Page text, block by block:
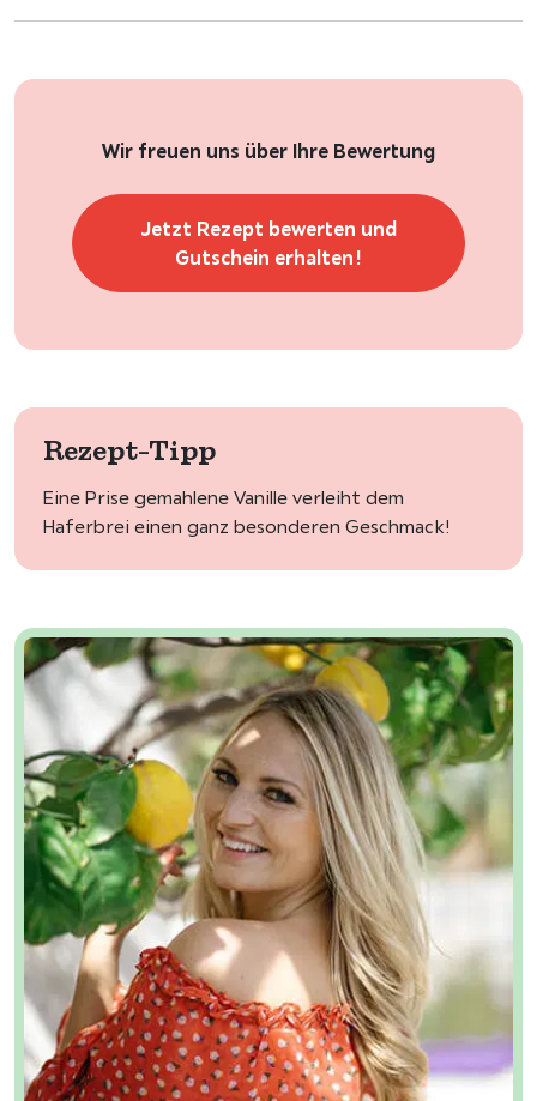
Wir freuen uns über Ihre Bewertung
Jetzt Rezept bewerten und
Gutschein erhalten!
Rezept-Tipp
Eine Prise gemahlene Vanille verleiht dem
Haferbrei einen ganz besonderen Geschmack!